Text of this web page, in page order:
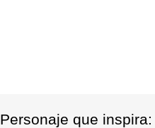
Personaje que